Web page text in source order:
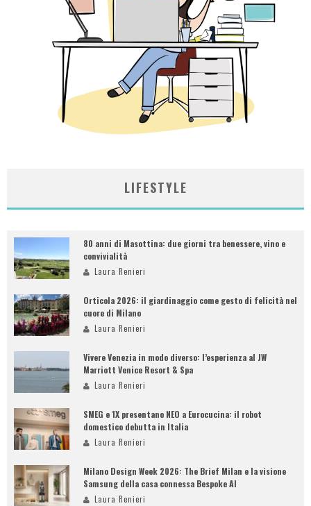
LIFESTYLE
80 anni di Masottina: due giorni tra benessere, vino e
convivialità
Laura Renieri
Orticola 2026: il giardinaggio come gesto di felicità nel
cuore di Milano
Laura Renieri
Vivere Venezia in modo diverso: l’esperienza al JW
Marriott Venice Resort & Spa
Laura Renieri
SMEG e 1X presentano NEO a Eurocucina: il robot
domestico debutta in Italia
Laura Renieri
Milano Design Week 2026: The Brief Milan e la visione
Samsung della casa connessa Bespoke AI
Laura Renieri